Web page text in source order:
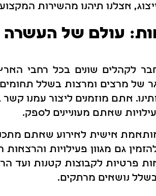
אצלנו תיהנו מהשירות
עולם של
לקהלים שונים בכל רחבי הארץ,
של מרצים ומרצות בשלל
אתם מוזמנים ליצור עמנו
שאתם מעוניינים לספק.
אישית לאירוע שאתם
גם מגוון פעילויות
פרטיות לקבוצות קטנות ועד
נושאים מרתקים.